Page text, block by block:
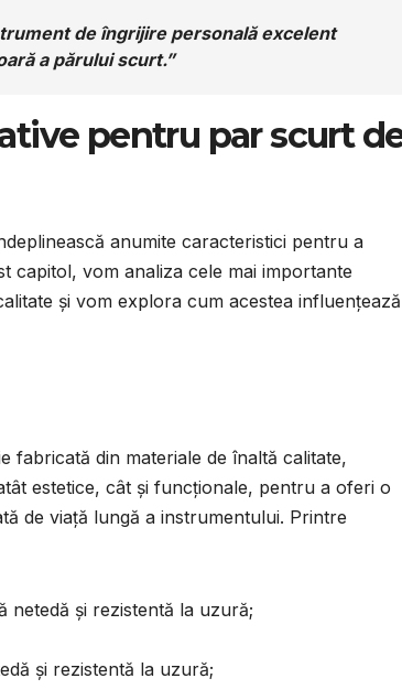
de îngrijire personală excelent
a părului scurt.”
pentru par scurt
anumite caracteristici pentru a
capitol, vom analiza cele mai importante
și vom explora cum acestea influențează
fabricată din materiale de înaltă calitate,
estetice, cât și funcționale, pentru a oferi o
de viață lungă a instrumentului. Printre
netedă și rezistentă la uzură;
și rezistentă la uzură;